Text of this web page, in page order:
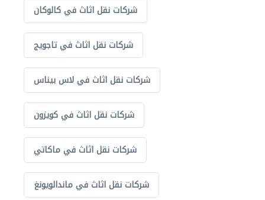
شركات نقل اثاث في كالوكان
شركات نقل اثاث في تاجويج
شركات نقل اثاث في لاس بيناس
شركات نقل اثاث في كويزون
شركات نقل اثاث في ماكاتي
شركات نقل اثاث في ماندالويونغ